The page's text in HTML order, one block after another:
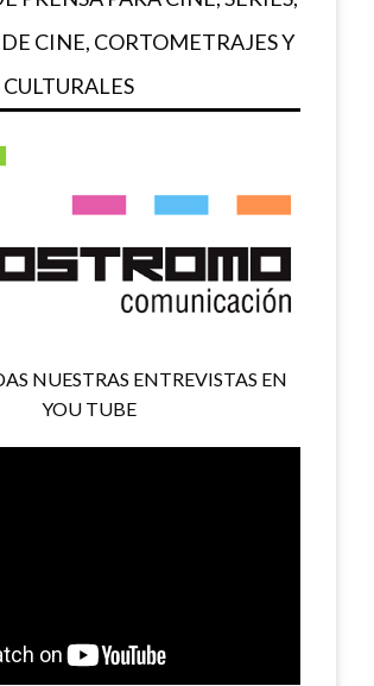
CINE, CORTOMETRAJES Y
NUESTRAS ENTREVISTAS EN
YOU TUBE